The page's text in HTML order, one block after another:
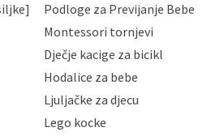
uz primjenu odgovarajućih tehničkih i
zaštite osobnih podataka od
zlouporabe, otkrivanja,
Mae.hr štiti privatnost svojih
web stranica, čuva povjerljivost
te omogućava pristup i
podataka samo onim svojim
su isti potrebni radi provedbe
Podloge za Previjanje Bebe
Montessori tornjevi
Dječje kacige za bicikl
Hodalice za bebe
Ljuljačke za djecu
Lego kocke